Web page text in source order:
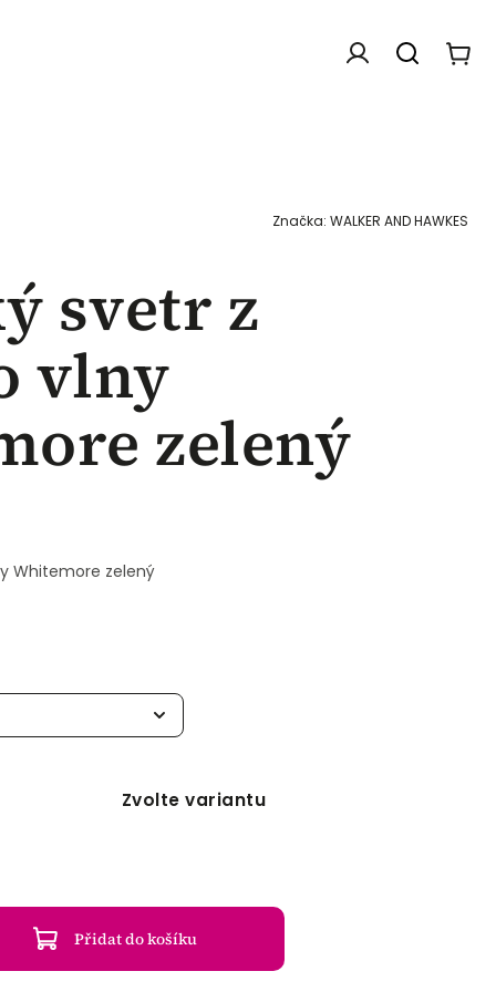
Dárkové poukazy Chovatelské
svetr z
vlny
zelený
Whitemore zelený
Značka: WALKER AND HAWKES
Zvolte variantu
Přidat do košíku